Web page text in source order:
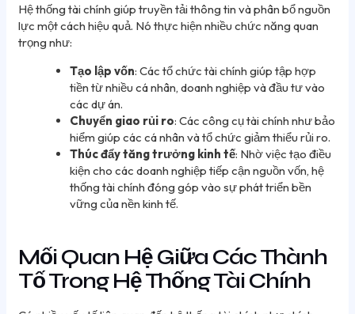
Hệ thống tài chính giúp truyền tải thông tin và phân bổ nguồn
lực một cách hiệu quả. Nó thực hiện nhiều chức năng quan
trọng như:
Tạo lập vốn: Các tổ chức tài chính giúp tập hợp
tiền từ nhiều cá nhân, doanh nghiệp và đầu tư vào
các dự án.
Chuyển giao rủi ro: Các công cụ tài chính như bảo
hiểm giúp các cá nhân và tổ chức giảm thiểu rủi ro.
Thúc đẩy tăng trưởng kinh tế: Nhờ việc tạo điều
kiện cho các doanh nghiệp tiếp cận nguồn vốn, hệ
thống tài chính đóng góp vào sự phát triển bền
vững của nền kinh tế.
Mối Quan Hệ Giữa Các Thành
Tố Trong Hệ Thống Tài Chính